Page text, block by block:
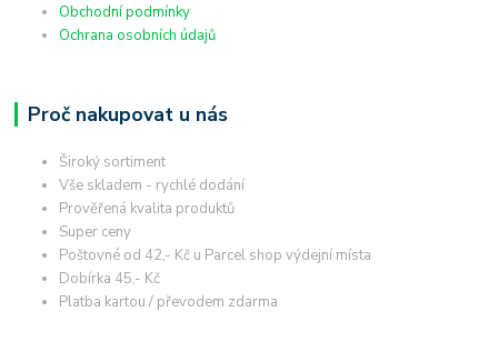
Obchodní podmínky
Ochrana osobních údajů
Proč nakupovat u nás
Široký sortiment
Vše skladem - rychlé dodání
Prověřená kvalita produktů
Super ceny
Poštovné od 42,- Kč u Parcel shop výdejní místa
Dobírka 45,- Kč
Platba kartou / převodem zdarma